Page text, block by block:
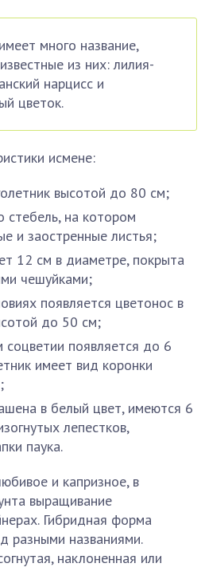
много название,
из них: лилия-
нарцисс и
цветок.
исмене:
высотой до 80 см;
стебель, на котором
и заостренные листья;
12 см в диаметре, покрыта
чешуйками;
появляется цветонос в
до 50 см;
соцветии появляется до 6
имеет вид коронки
в белый цвет, имеются 6
лепестков,
паука.
и капризное, в
выращивание
Гибридная форма
разными названиями.
наклоненная или